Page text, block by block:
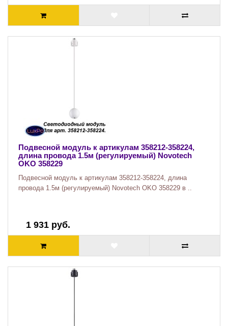
Подвесной модуль к артикулам 358212-358224,
длина провода 1.5м (регулируемый) Novotech
OKO 358229
Подвесной модуль к артикулам 358212-358224, длина
провода 1.5м (регулируемый) Novotech OKO 358229 в ..
1 931 руб.